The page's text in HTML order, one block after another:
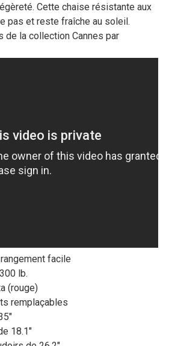
Cette chaise résistante aux
pas et reste fraîche au soleil.
de la collection Cannes par
facile
lb.
(rouge)
remplaçables
18.1"